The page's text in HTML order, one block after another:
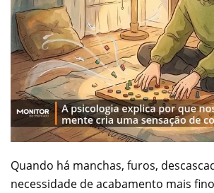
Quando há manchas, furos,
necessidade de acabamento mais